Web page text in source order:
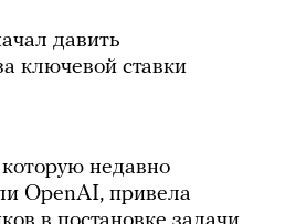
давить
ключевой ставки
недавно
OpenAI, привела